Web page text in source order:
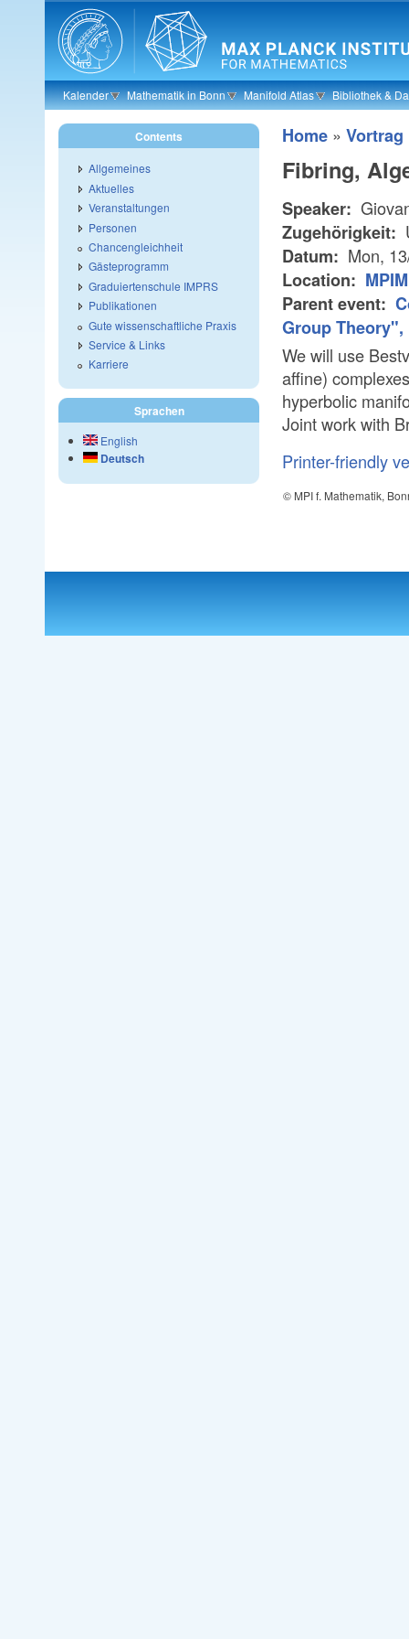
Skip to main content
Kalender Mathematik in Bonn Manifold Atlas Bibliothek &
Home » Vortrag
Fibring,
Speaker:
Zugehörigkeit:
Datum: Mon,
Location:
Parent event:
Group Theory",
We will use
affine)
hyperbolic
Joint work with
Printer-friendly
© MPI f. Mathematik,
Contents
Allgemeines
Aktuelles
Veranstaltungen
Personen
Chancengleichheit
Gästeprogramm
Graduiertenschule IMPRS
Publikationen
Gute wissenschaftliche Praxis
Service & Links
Karriere
Sprachen
English
Deutsch